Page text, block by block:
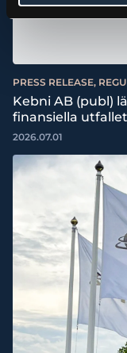
PRESS RELEASE,
Kebni AB (publ)
finansiella
2026.07.01